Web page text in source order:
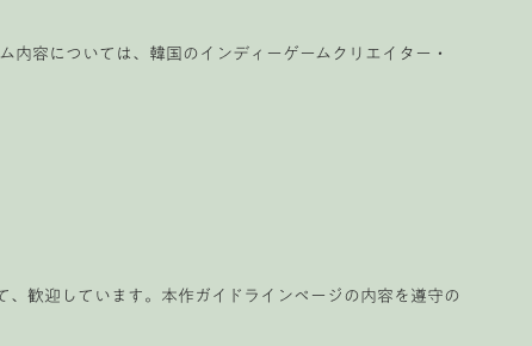
内容については、韓国のインディーゲームクリエイター・
歓迎しています。本作ガイドラインページの内容を遵守の